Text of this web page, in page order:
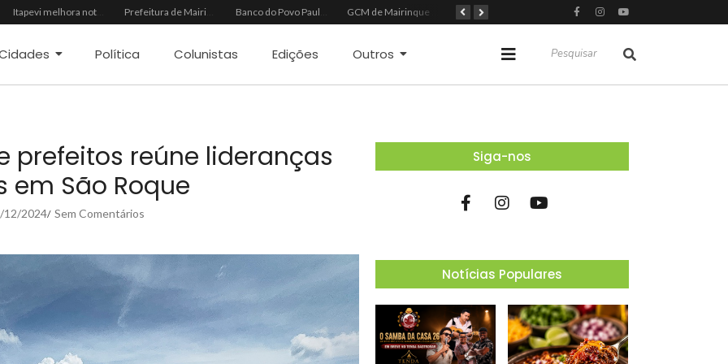
Política Colunistas Edições Outros
prefeitos reúne lideranças
em São Roque
12/2024/ Sem Comentários
Siga-nos
Notícias Populares